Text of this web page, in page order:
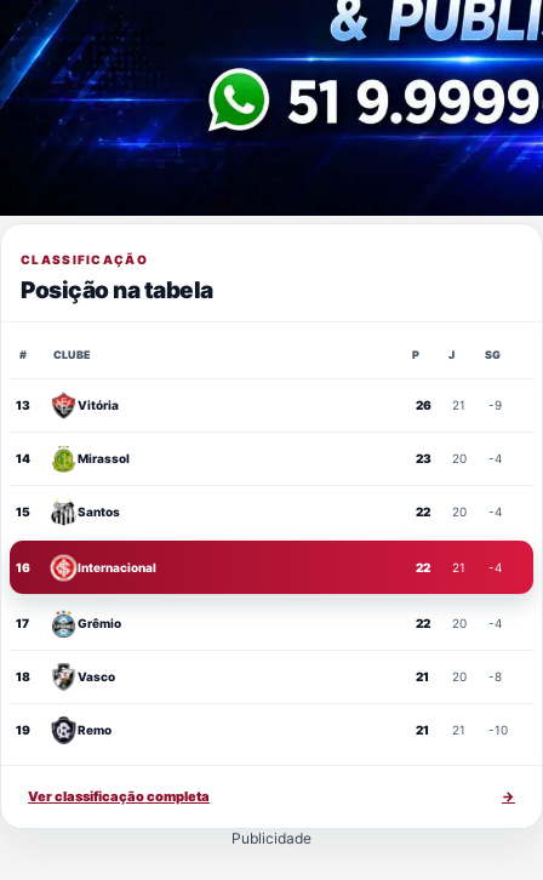
CLASSIFICAÇÃO
Posição na tabela
# CLUBE P J SG
13 Vitória 26 21 -9
14 Mirassol 23 20 -4
15 Santos 22 20 -4
16 Internacional 22 21 -4
17 Grêmio 22 20 -4
18 Vasco 21 20 -8
19 Remo 21 21 -10
Ver classificação completa →
Publicidade